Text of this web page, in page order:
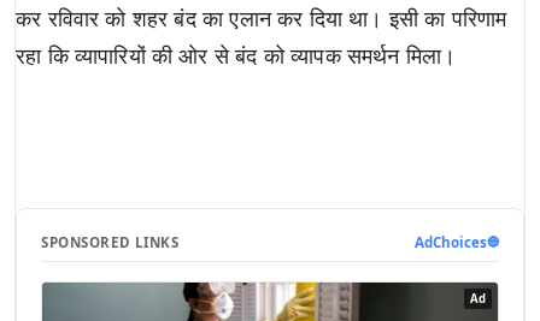
कर रविवार को शहर बंद का एलान कर दिया था। इसी का परिणाम
रहा कि व्यापारियों की ओर से बंद को व्यापक समर्थन मिला।
SPONSORED LINKS AdChoices🔵
Ad